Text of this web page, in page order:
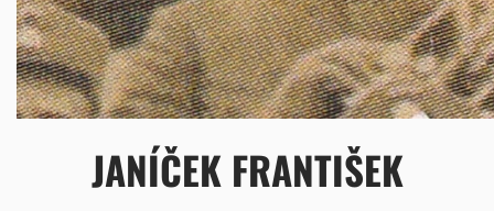
JANÍČEK FRANTIŠEK